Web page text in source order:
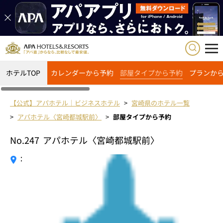
ホテルTOP カレンダーから予約 部屋タイプから予約 プランか
【公式】アパホテル｜ビジネスホテル
宮崎県のホテル一覧
アパホテル〈宮崎都城駅前〉
部屋タイプから予約
No.247 アパホテル〈宮崎都城駅前〉
：